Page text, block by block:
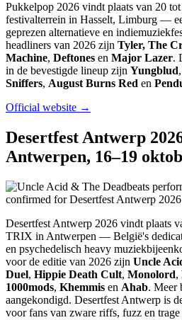
Pukkelpop 2026 vindt plaats van 20
festivalterrein in Hasselt, Limburg —
geprezen alternatieve en
headliners van 2026 zijn Tyler, The
Machine, Deftones en Major Lazer.
in de bevestigde lineup zijn Yungblud,
Sniffers, August Burns Red en
Official website →
Desertfest Antwerp
Antwerpen, 16–19
Desertfest Antwerp 2026 vindt plaats
TRIX in Antwerpen — België's
en psychedelisch heavy
voor de editie van 2026 zijn Uncle
Duel, Hippie Death Cult, Monolord,
1000mods, Khemmis en Ahab. Meer
aangekondigd. Desertfest Antwerp is
voor fans van zware riffs, fuzz en trage